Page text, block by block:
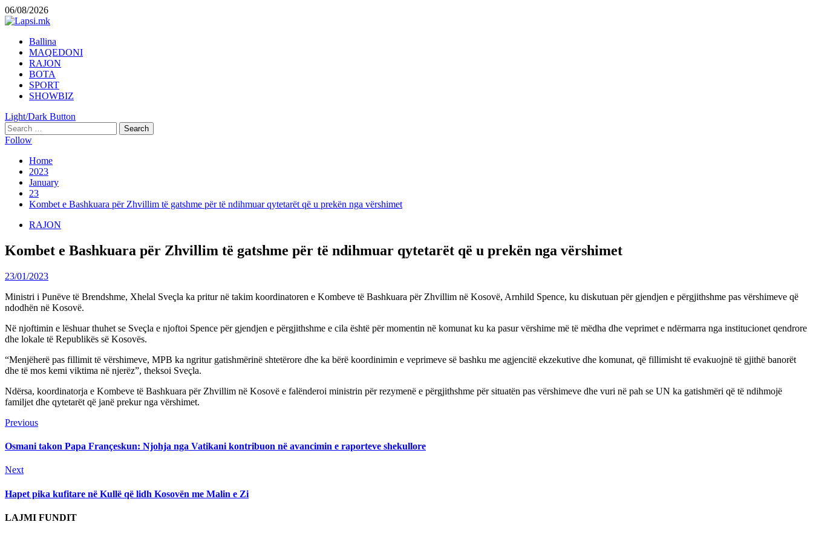
Skip
to
06/08/2026
Primary
Menu
Ballina
MAQEDONI
RAJON
BOTA
SPORT
SHOWBIZ
Light/Dark Button
Search
for:
Follow
Home
2023
January
23
Kombet e Bashkuara për Zhvillim të gatshme për të ndihmuar qytetarët që u prekën nga vërshimet
RAJON
Kombet e Bashkuara për Zhvillim të gatshme për të ndihmuar qytetarët që u prekën nga vërshimet
23/01/2023
Ministri i Punëve të Brendshme, Xhelal Sveçla ka pritur në takim koordinatoren e Kombeve të Bashkuara për Zhvillim në Kosovë, Arnhild Spence, ku diskutuan për gjendjen e përgjithshme pas vërshimeve që
ndodhën në Kosovë.
Në njoftimin e lëshuar thuhet se Sveçla e njoftoi Spence për gjendjen e përgjithshme e cila është për momentin në komunat ku ka pasur vërshime më të mëdha dhe veprimet e ndërmarra nga institucionet qendrore
dhe lokale të Republikës së Kosovës.
“Menjëherë pas fillimit të vërshimeve, MPB ka ngritur gatishmërinë shtetërore dhe ka bërë koordinimin e veprimeve së bashku me agjencitë ekzekutive dhe komunat, që fillimisht të evakuojnë të gjithë banorët
dhe të mos kemi viktima në njerëz”, theksoi Sveçla.
Ndërsa, koordinatorja e Kombeve të Bashkuara për Zhvillim në Kosovë e falënderoi ministrin për rezymenë e përgjithshme për situatën pas vërshimeve dhe vuri në pah se UN ka gatishmëri që të ndihmojë
familjet dhe qytetarët që janë prekur nga vërshimet.
Continue
Reading
PreviousPrevious
​Osmani takon Papa Françeskun: Njohja nga Vatikani kontribuon në avancimin e raporteve shekullore
NextNext
Hapet pika kufitare në Kullë që lidh Kosovën me Malin e Zi
LAJMI FUNDIT